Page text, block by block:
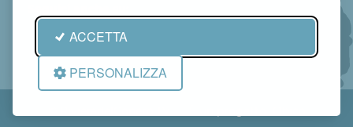
ACCETTA
PERSONALIZZA